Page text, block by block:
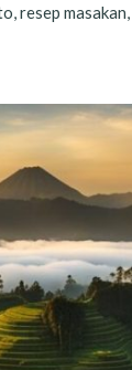
resep masakan